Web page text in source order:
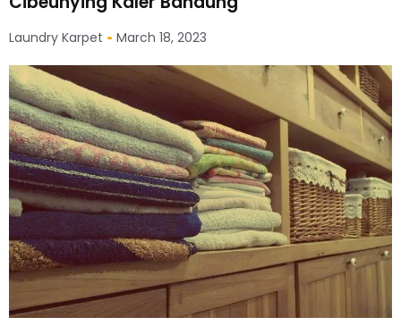
Laundry Karpet March 18, 2023